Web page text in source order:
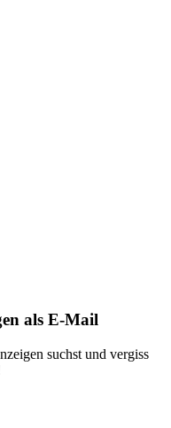
als E-Mail
suchst und vergiss